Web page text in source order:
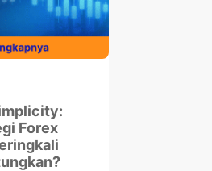
Forex